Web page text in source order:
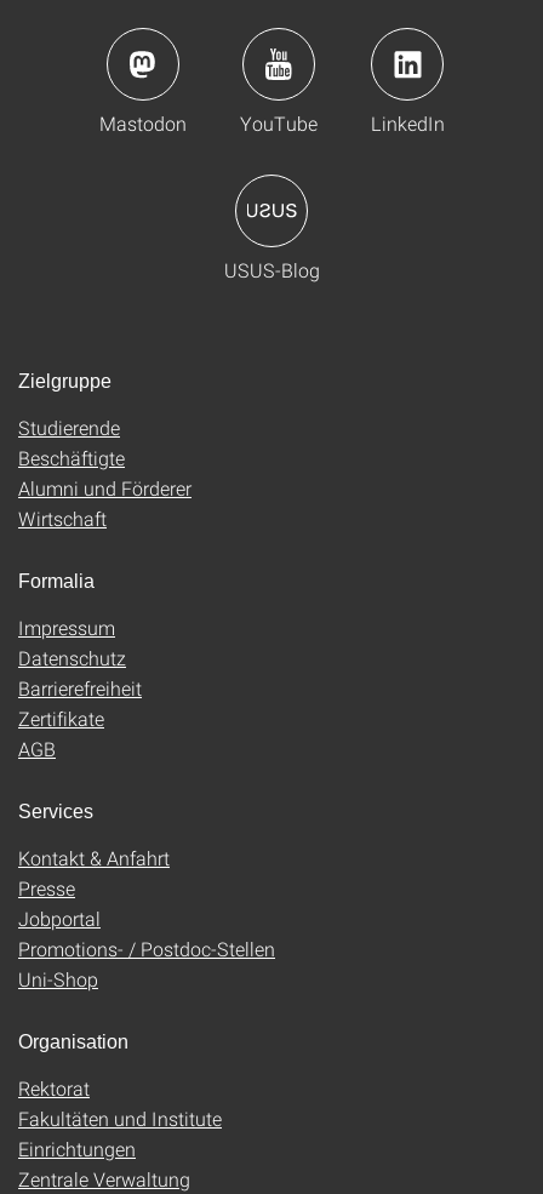
Mastodon YouTube LinkedIn
USUS-Blog
Zielgruppe
Studierende
Beschäftigte
Alumni und Förderer
Wirtschaft
Formalia
Impressum
Datenschutz
Barrierefreiheit
Zertifikate
AGB
Services
Kontakt & Anfahrt
Presse
Jobportal
Promotions- / Postdoc-Stellen
Uni-Shop
Organisation
Rektorat
Fakultäten und Institute
Einrichtungen
Zentrale Verwaltung